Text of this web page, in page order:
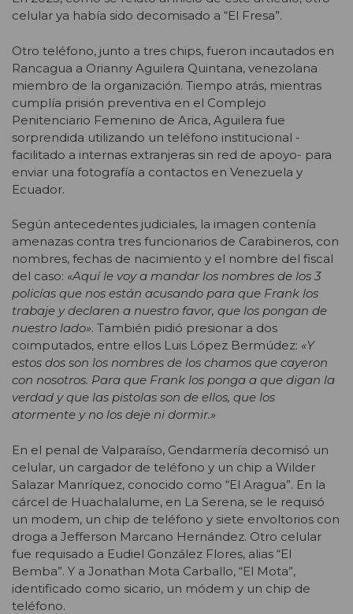
celular ya había sido decomisado a “El Fresa”.
Otro teléfono, junto a tres chips, fueron incautados en
Rancagua a Orianny Aguilera Quintana, venezolana
miembro de la organización. Tiempo atrás, mientras
cumplía prisión preventiva en el Complejo
Penitenciario Femenino de Arica, Aguilera fue
sorprendida utilizando un teléfono institucional -
facilitado a internas extranjeras sin red de apoyo- para
enviar una fotografía a contactos en Venezuela y
Ecuador.
Según antecedentes judiciales, la imagen contenía
amenazas contra tres funcionarios de Carabineros, con
nombres, fechas de nacimiento y el nombre del fiscal
del caso: «Aquí le voy a mandar los nombres de los 3
policías que nos están acusando para que Frank los
trabaje y declaren a nuestro favor, que los pongan de
nuestro lado». También pidió presionar a dos
coimputados, entre ellos Luis López Bermúdez: «Y
estos dos son los nombres de los chamos que cayeron
con nosotros. Para que Frank los ponga a que digan la
verdad y que las pistolas son de ellos, que los
atormente y no los deje ni dormir.»
En el penal de Valparaíso, Gendarmería decomisó un
celular, un cargador de teléfono y un chip a Wilder
Salazar Manríquez, conocido como “El Aragua”. En la
cárcel de Huachalalume, en La Serena, se le requisó
un modem, un chip de teléfono y siete envoltorios con
droga a Jefferson Marcano Hernández. Otro celular
fue requisado a Eudiel González Flores, alias “El
Bemba”. Y a Jonathan Mota Carballo, “El Mota”,
identificado como sicario, un módem y un chip de
teléfono.